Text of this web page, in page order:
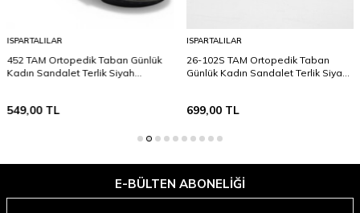
ISPARTALILAR
452 TAM Ortopedik Taban Günlük
Kadın Sandalet Terlik Siyah
549,00TL
ISPARTALILAR
26-102S TAM Ortopedik Taban
Günlük Kadın Sandalet Terlik Siyah
699,00TL
E-BÜLTEN ABONELIĞI